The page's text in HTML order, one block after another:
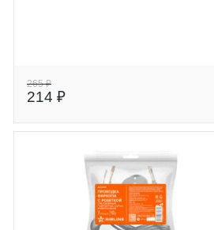
265 ₽
214 ₽